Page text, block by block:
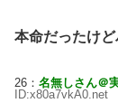
本命だったけ
26： 名無しさん＠
ID:x80a7vkA0.net